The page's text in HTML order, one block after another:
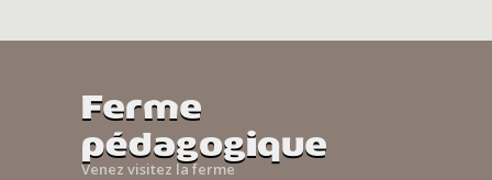
Ferme
pédagogique
Venez visitez la ferme